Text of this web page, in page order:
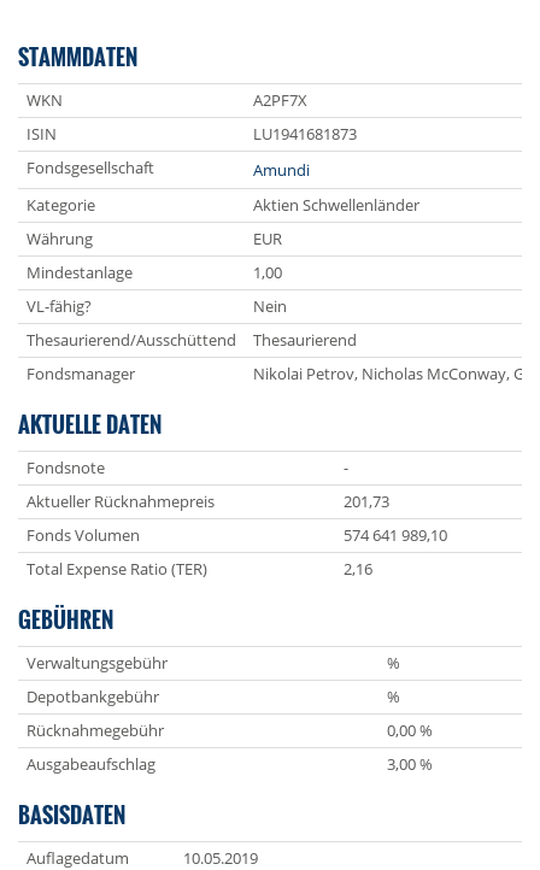
STAMMDATEN
WKN
A2PF7X
ISIN
LU1941681873
Fondsgesellschaft
Amundi
Kategorie
Aktien Schwellenländer
Währung
EUR
Mindestanlage
1,00
VL-fähig?
Nein
Thesaurierend/Ausschüttend
Thesaurierend
Fondsmanager
Nikolai Petrov, Nicholas McConway,
AKTUELLE DATEN
Fondsnote
-
Aktueller Rücknahmepreis
201,73
Fonds Volumen
574 641 989,10
Total Expense Ratio (TER)
2,16
GEBÜHREN
Verwaltungsgebühr
%
Depotbankgebühr
%
Rücknahmegebühr
0,00 %
Ausgabeaufschlag
3,00 %
BASISDATEN
Auflagedatum
10.05.2019